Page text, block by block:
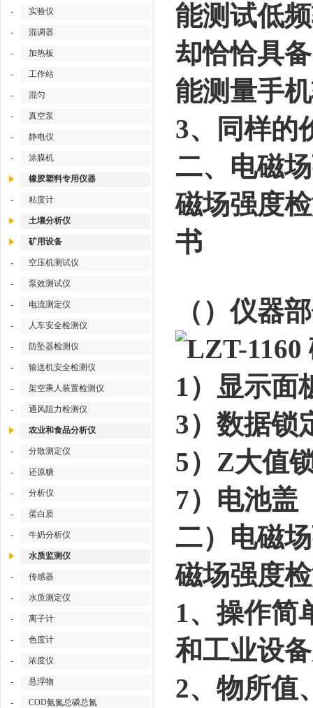
- 实验仪
- 混调器
- 加热板
- 工作站
- 混匀
- 真空泵
- 静电仪
- 涂膜机
橡胶塑料专用仪器
- 粘度计
土壤分析仪
矿用设备
- 空压机测试仪
- 泵效测试仪
- 电流测定仪
- 人车安全检测仪
- 防坠器检测仪
- 输送机安全检测仪
- 架空乘人装置检测仪
- 通风阻力检测仪
农业和食品分析仪
- 分散测定仪
- 还原糖
- 分析仪
- 蛋白质
- 牛奶分析仪
水质监测仪
- 传感器
- 水质测定仪
- 离子计
- 色度计
- 浓度仪
- 悬浮物
- COD氨氮总磷总氮
能测试低
却恰恰具
能测量手
3、同样的
二、电磁
磁场强度
书
（）仪器
1）显示面
3）数据锁
5）Z大值
7）电池盖
二）电磁
磁场强度
1、操作简
和工业设
2、物所值